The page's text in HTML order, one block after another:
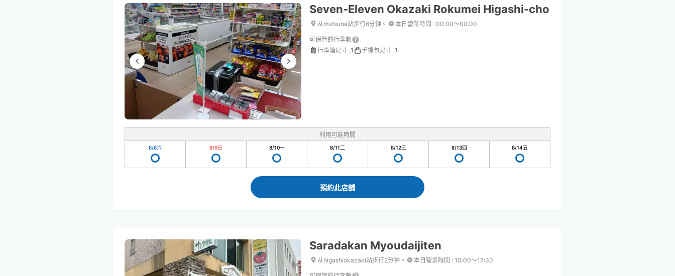
Seven-Eleven Okazaki Rokumei Higashi-cho
从mutsuna站步行6分钟。 本日營業時間 : 00:00〜00:00
可保管的行李數
行李箱尺寸 :1 手提包尺寸 :1
利用可能時間
8/8六 8/9日 8/10一 8/11二 8/12三 8/13四 8/14五
預約此店舖
Saradakan Myoudaijiten
从higashiokazaki站步行2分钟。 本日營業時間 : 10:00〜17:30